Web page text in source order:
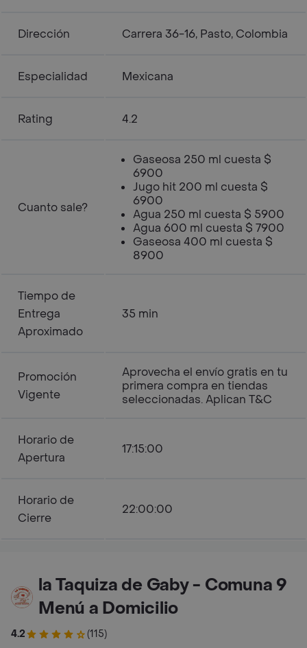
Dirección Carrera 36-16, Pasto, Colombia
Especialidad Mexicana
Rating 4.2
Cuanto sale?
Gaseosa 250 ml cuesta $
6900
Jugo hit 200 ml cuesta $
6900
Agua 250 ml cuesta $ 5900
Agua 600 ml cuesta $ 7900
Gaseosa 400 ml cuesta $
8900
Tiempo de
Entrega
Aproximado
35 min
Promoción
Vigente
Aprovecha el envío gratis en tu
primera compra en tiendas
seleccionadas. Aplican T&C
Horario de
Apertura
17:15:00
Horario de
Cierre
22:00:00
la Taquiza de Gaby - Comuna 9
Menú a Domicilio
4.2 (115)